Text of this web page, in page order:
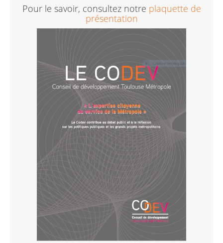
Pour le savoir, consultez notre plaquette de
présentation